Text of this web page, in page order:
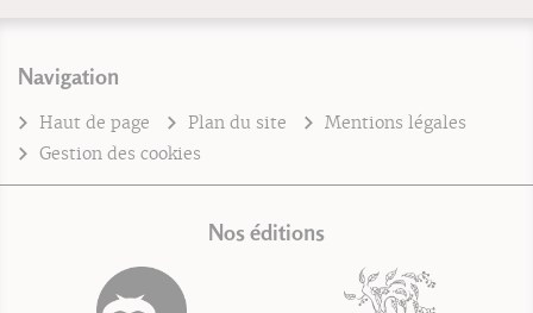
Navigation
Haut de page Plan du site
Mentions légales
Gestion des cookies
Nos éditions